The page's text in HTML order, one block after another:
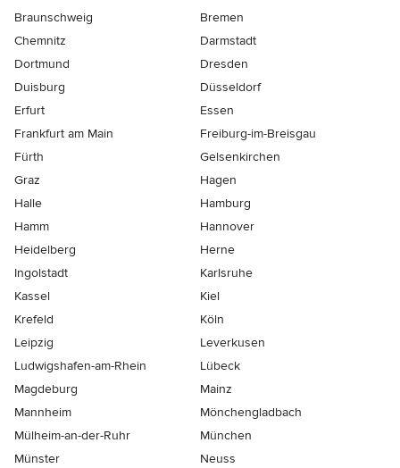
Braunschweig
Bremen
Chemnitz
Darmstadt
Dortmund
Dresden
Duisburg
Düsseldorf
Erfurt
Essen
Frankfurt am Main
Freiburg-im-Breisgau
Fürth
Gelsenkirchen
Graz
Hagen
Halle
Hamburg
Hamm
Hannover
Heidelberg
Herne
Ingolstadt
Karlsruhe
Kassel
Kiel
Krefeld
Köln
Leipzig
Leverkusen
Ludwigshafen-am-Rhein
Lübeck
Magdeburg
Mainz
Mannheim
Mönchen­gladbach
Mülheim-an-der-Ruhr
München
Münster
Neuss